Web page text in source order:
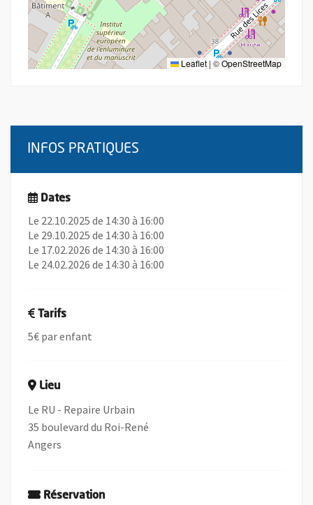
Leaflet |©OpenStreetMap
INFOS PRATIQUES
Dates
Le 22.10.2025 de 14:30 à 16:00
Le 29.10.2025 de 14:30 à 16:00
Le 17.02.2026 de 14:30 à 16:00
Le 24.02.2026 de 14:30 à 16:00
Tarifs
5€ par enfant
Lieu
Le RU - Repaire Urbain
35 boulevard du Roi-René
Angers
Réservation